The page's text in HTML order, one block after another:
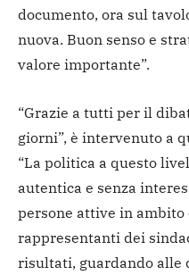
documento, ora sul
nuova. Buon senso e
valore importante”.
“Grazie a tutti per il
giorni”, è intervenuto a
“La politica a questo
autentica e senza
persone attive in ambito
rappresentanti dei
risultati, guardando alle